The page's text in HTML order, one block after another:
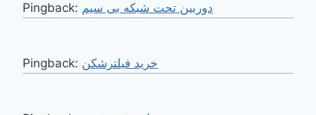
Pingback: دوربین تحت شبکه بی سیم
Pingback: خرید فیلترشکن